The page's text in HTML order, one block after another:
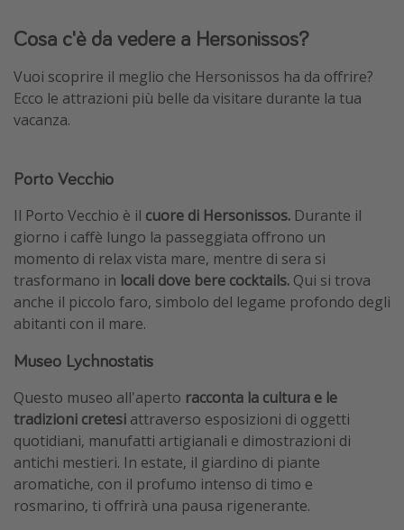
Città più visitate
Cosa c'è da vedere a Hersonissos?
Vuoi scoprire il meglio che Hersonissos ha da offrire?
Ecco le attrazioni più belle da visitare durante la tua
vacanza.
Porto Vecchio
Il Porto Vecchio è il cuore di Hersonissos. Durante il
giorno i caffè lungo la passeggiata offrono un
momento di relax vista mare, mentre di sera si
trasformano in locali dove bere cocktails. Qui si trova
anche il piccolo faro, simbolo del legame profondo degli
abitanti con il mare.
Museo Lychnostatis
Questo museo all'aperto racconta la cultura e le
tradizioni cretesi attraverso esposizioni di oggetti
quotidiani, manufatti artigianali e dimostrazioni di
antichi mestieri. In estate, il giardino di piante
aromatiche, con il profumo intenso di timo e
rosmarino, ti offrirà una pausa rigenerante.